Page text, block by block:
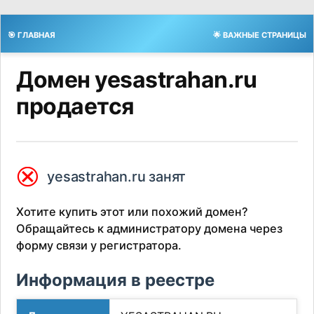
🎯 ГЛАВНАЯ 🌟 ВАЖНЫЕ СТРАНИЦЫ
Домен yesastrahan.ru
продается
⮿ yesastrahan.ru занят
Хотите купить этот или похожий домен?
Обращайтесь к администратору домена через
форму связи у регистратора.
Информация в реестре